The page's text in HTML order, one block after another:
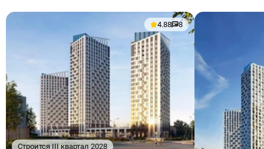
Строится III квартал 2028
4.88 8